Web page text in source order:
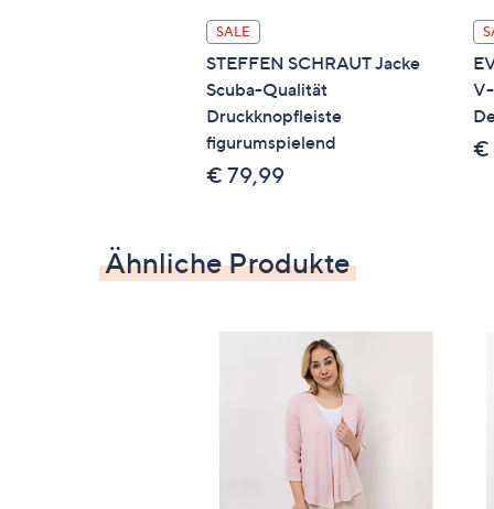
SALE
STEFFEN SCHRAUT Jacke
Scuba-Qualität
Druckknopfleiste
figurumspielend
€ 79,99
€
Ähnliche Produkte